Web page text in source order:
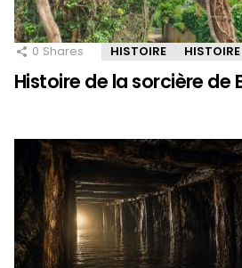
0 Shares HISTOIRE
Histoire de la sorcière de